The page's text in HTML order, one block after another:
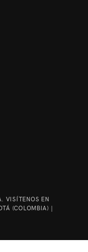
VISÍTENOS EN
(COLOMBIA) |